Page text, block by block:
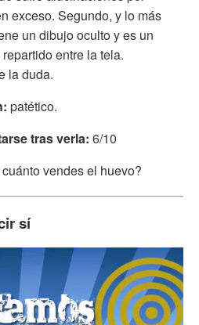
exceso. Segundo, y lo más
un dibujo oculto y es un
entre la tela.
la duda.
patético.
tras verla: 6/10
vendes el huevo?
sí